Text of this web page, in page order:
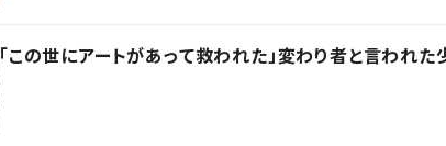
「この世にアートがあって救われた」変わり者と言われ